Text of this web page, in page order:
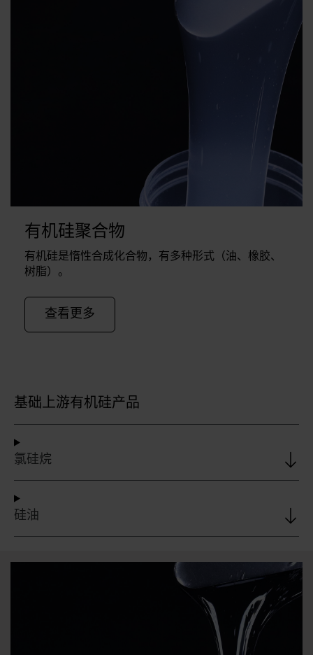
有机硅聚合物
有机硅是惰性合成化合物，有多种形式（油、橡胶、
树脂）。
查看更多
基础上游有机硅产品
氯硅烷
硅油